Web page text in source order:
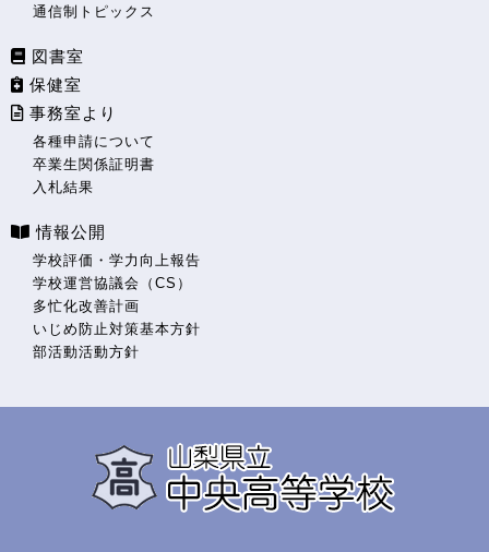
通信制トピックス
図書室
保健室
事務室より
各種申請について
卒業生関係証明書
入札結果
情報公開
学校評価・学力向上報告
学校運営協議会（CS）
多忙化改善計画
いじめ防止対策基本方針
部活動活動方針